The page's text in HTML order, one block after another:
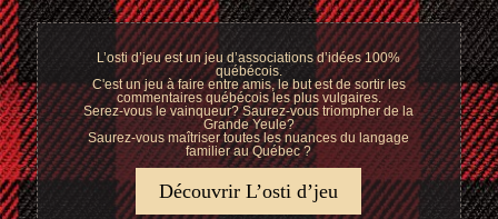
L’osti d’jeu est un jeu d’associations d’idées 100%
québécois.
C'est un jeu à faire entre amis, le but est de sortir les
commentaires québécois les plus vulgaires.
Serez-vous le vainqueur? Saurez-vous triompher de la
Grande Yeule?
Saurez-vous maîtriser toutes les nuances du langage
familier au Québec ?
Découvrir L’osti d’jeu